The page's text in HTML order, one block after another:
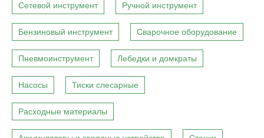
Сетевой инструмент Ручной инструмент
Бензиновый инструмент Сварочное оборудование
Пневмоинструмент Лебедки и домкраты
Насосы Тиски слесарные
Расходные материалы